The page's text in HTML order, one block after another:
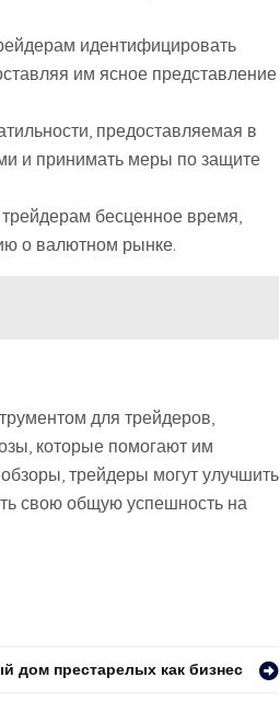
идентифицировать
им ясное представление
предоставляемая в
и принимать меры по защите
бесценное время,
о валютном рынке.
для трейдеров,
которые помогают им
трейдеры могут улучшить
свою общую успешность на
дом престарелых как бизнес